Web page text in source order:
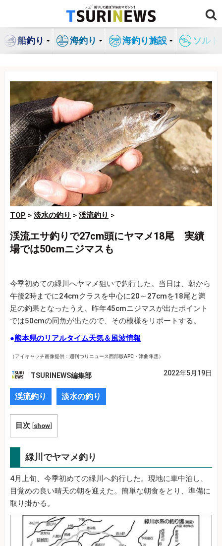
ン
船釣り 海釣り 海釣り施設 ソル
TOP > 淡水の釣り > 渓流釣り >
渓流エサ釣りで27cm頭にヤマメ18尾 実績
場では50cmニジマスも
今季初めての緑川へヤマメ狙いで釣行した。当日は、朝から
午後2時までに24cmクラスを中心に20～27cmを18尾と満
足の釣果となったうえ、昨年45cmニジマスが出たポイント
では50cmの同魚が出たので、その模様をリポートする。
●熊本県のリアルタイム天気＆風波情報
（アイキャッチ画像提供：週刊つりニュース西部版APC・津曲隼丞）
TSURINEWS編集部 2022年5月19日
渓流釣り 淡水の釣り
目次 [show]
緑川でヤマメ釣り
4月上旬、今季初めての緑川へ釣行した。現地に車中泊し、
目覚めの良い晴天の朝を迎えた。簡単な朝食をとり、準備に
取り掛かる。